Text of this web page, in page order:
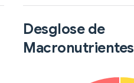
Desglose de
Macronutrientes